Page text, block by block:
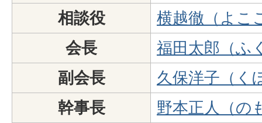
相談役
横越徹（よこ
会長
福田太郎（ふ
副会長
久保洋子（く
幹事長
野本正人（の